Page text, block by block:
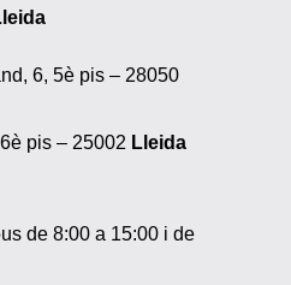
6, 5è pis – 28050
pis – 25002 Lleida
de 8:00 a 15:00 i de